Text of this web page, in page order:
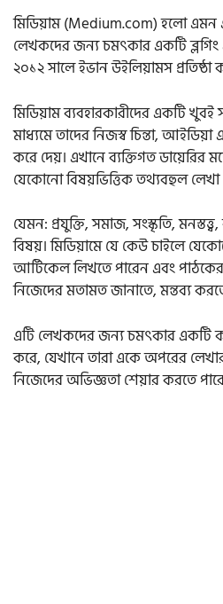
মিডিয়াম (Medium.com) হলো এমন
লেখকদের জন্য চমৎকার একটি ব্লগিং
২০১২ সালে ইভান উইলিয়ামস প্রতিষ্ঠা
মিডিয়াম ব্যবহারকারীদের একটি খুবই
মাধ্যমে তাদের নিজস্ব চিন্তা,
করে দেয়। এখানে ব্যক্তিগত
যেকোনো বিষয়ভিত্তিক তথ্যবহুল লেখা
যেমন: প্রযুক্তি, সমাজ, সংস্কৃতি,
বিষয়। মিডিয়ামে যে কেউ চাইলে
আর্টিকেল লিখতে পারেন এবং
নিজেদের মতামত জানাতে, মন্তব্য
এটি লেখকদের জন্য চমৎকার একটি
করে, যেখানে তারা একে অপরের
নিজেদের অভিজ্ঞতা শেয়ার করতে